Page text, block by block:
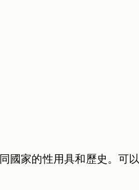
國家的性用具和歷史。可以